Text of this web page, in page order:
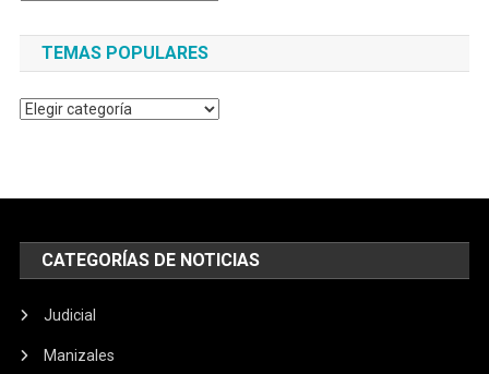
TEMAS POPULARES
Temas
CATEGORÍAS DE NOTICIAS
Judicial
Manizales